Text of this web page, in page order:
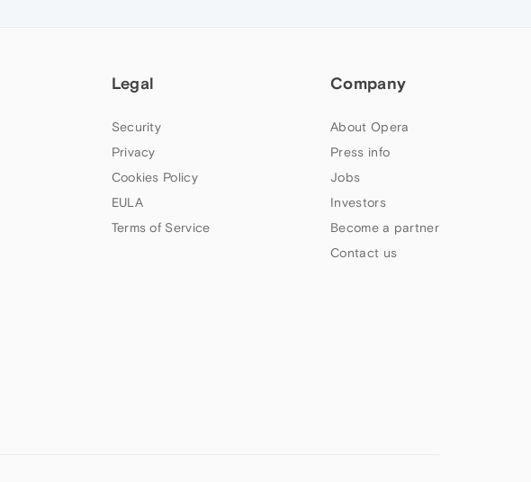
Legal
Security
Privacy
Cookies Policy
EULA
Terms of Service
Company
About Opera
Press info
Jobs
Investors
Become a partner
Contact us